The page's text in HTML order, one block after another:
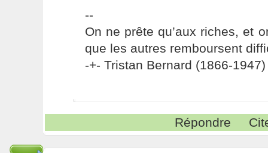
--
On ne prête qu’aux riches, et
que les autres remboursent
-+- Tristan Bernard (1866-1947)
Répondre